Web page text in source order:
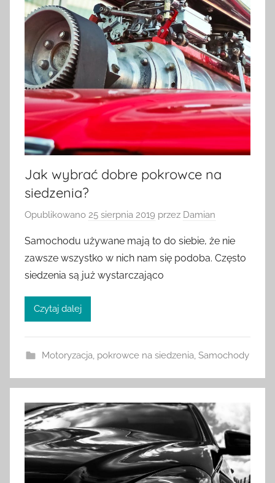
Jak wybrać dobre pokrowce na
siedzenia?
Opublikowano 25 sierpnia 2019 przez Damian
Samochodu używane mają to do siebie, że nie
zawsze wszystko w nich nam się podoba. Często
siedzenia są już wystarczająco
Czytaj dalej
Motoryzacja pokrowce na siedzenia Samochody